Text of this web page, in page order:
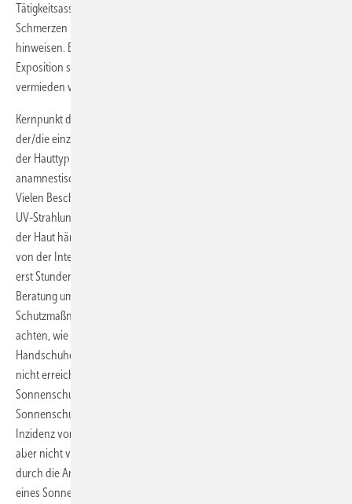
Tätigkeitsassoziierte Beschwerden wie Brennen, Jucken und
Schmerzen können auf eine sog. polymorphe Lichtdermatose
hinweisen. Brennen, Schmerzen und Rötung Stunden nach
Exposition sind Zeichen eines Sonnenbrandes, der unbedingt
vermieden werden muss.
Kernpunkt der arbeitsmedizinischen Vorsorge ist die Beratung. Hier ist
der/die einzelne Beschäftigte individuell zu beraten, da insbesondere
der Hauttyp und die oben aufgeführten Faktoren, die individuell
anamnestisch erhoben werden, von besonderer Relevanz sind.
Vielen Beschäftigen ist nicht bewusst, dass eine Überdosierung mit
UV-Strahlung sensorisch nicht wahrnehmbar ist. Das Hitzegefühl auf
der Haut hängt im Wesentlichen von der Temperatur, nicht jedoch
von der Intensität der UV-Belastung ab. Eine Überdosierung zeigt sich
erst Stunden nach der Exposition in Form eines Sonnenbrandes. Die
Beratung umfasst auch den Einsatz von persönlichen
Schutzmaßnahmen. Hier ist in erster Linie auf textilen Lichtschutz zu
achten, wie einen breitrandigen Hut, langärmelige Bekleidung, ggf.
Handschuhe. Dort, wo mit technischen Maßnahmen der Lichtschutz
nicht erreichbar ist (Gesicht), sollten chemische Lichtschutzmittel (z.B.
Sonnenschutzcremes) angewendet werden. Die Anwendung von
Sonnenschutzmittel führt nachweisbar zu einer Reduktion der
Inzidenz von Plattenepithelkarzinomen und deren Vorstufen, schützt
aber nicht vor allen UV-bedingten Schädigungen der Haut. Es entfällt
durch die Anwendung von Lichtschutzmitteln auch die Warnwirkung
eines Sonnenbrands, da die UVA-Strahlung, die sensorisch nicht